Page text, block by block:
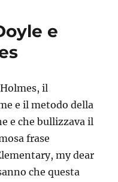
e
il
e il metodo della
e che bullizzava il
frase
my dear
che questa